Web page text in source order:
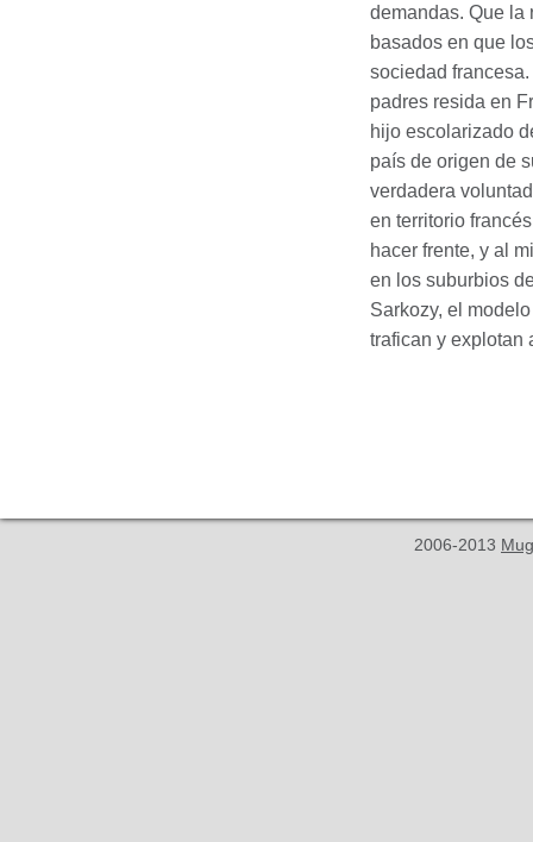
demandas. Que la
basados en que
sociedad
padres resida en
hijo escolarizado
país de origen de
verdadera
en territorio
hacer frente, y al
en los suburbios
Sarkozy, el
trafican y explotan
2006-2013